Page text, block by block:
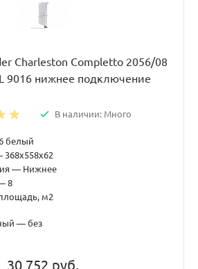
Charleston Completto 2056/08
9016 нижнее подключение
В наличии: Много
белый
— Нижнее
8
м2
— без
30 752 руб.